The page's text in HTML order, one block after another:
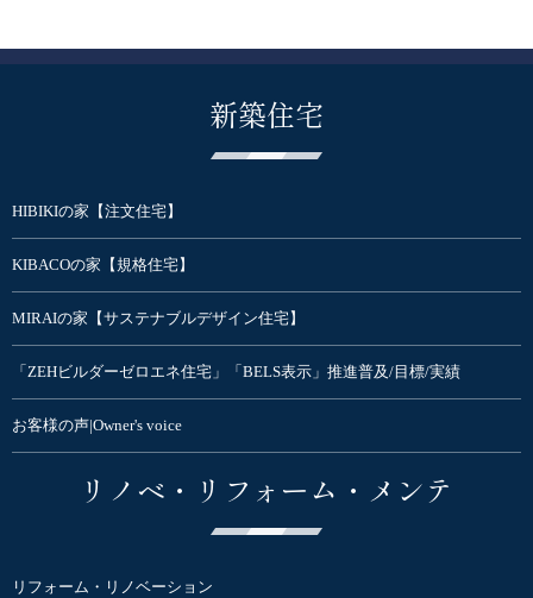
新築住宅
HIBIKIの家【注文住宅】
KIBACOの家【規格住宅】
MIRAIの家【サステナブルデザイン住宅】
「ZEHビルダーゼロエネ住宅」「BELS表示」推進普及/目標/実績
お客様の声|Owner's voice
リノベ・リフォーム・メンテ
リフォーム・リノベーション